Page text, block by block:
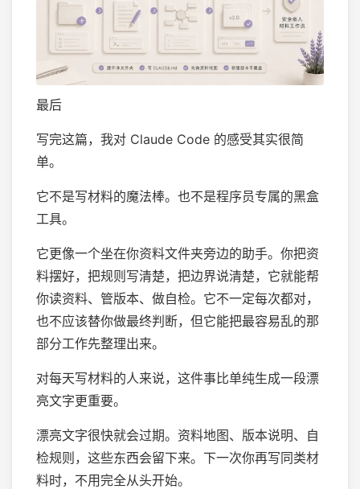
最后
写完这篇，我对 Claude Code 的感受其实很简
单。
它不是写材料的魔法棒。也不是程序员专属的黑盒
工具。
它更像一个坐在你资料文件夹旁边的助手。你把资
料摆好，把规则写清楚，把边界说清楚，它就能帮
你读资料、管版本、做自检。它不一定每次都对，
也不应该替你做最终判断，但它能把最容易乱的那
部分工作先整理出来。
对每天写材料的人来说，这件事比单纯生成一段漂
亮文字更重要。
漂亮文字很快就会过期。资料地图、版本说明、自
检规则，这些东西会留下来。下一次你再写同类材
料时，不用完全从头开始。